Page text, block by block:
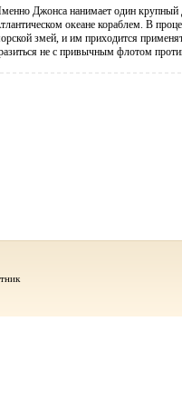
Джонса нанимает один крупный
океане кораблем. В
змей, и им приходится
не с привычным флотом